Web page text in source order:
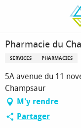
principal
Pharmacie du
SERVICES PHARMACIES
5A avenue du 11
Champsaur
M'y rendre
Partager